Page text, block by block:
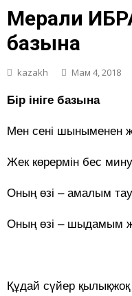
Мерғали
базына
kazakh Мам 4, 2018
Бір ініге базына
Мен сені шыныменен
Жек көрермін бес
Оның өзі – амалым
Оның өзі – шыдамым
Құдай сүйер